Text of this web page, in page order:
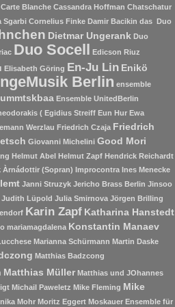
Carte Blanche Cassandra Hoffman Chatschatur
Sgarbi Cornelius Finke Damir Bacikin das Duo
Dietmar Ungerank Duo
Duo Socell Edicson Riuz
Elisabeth Göring En-Ju Lin Enikö
Berlin ensemble
Ensemble UnitedBerlin
( Egidius Streiff Eun Hur Ewa
Werzlau Friedrich Czaja Friedrich
Giovanni Michelini Good Mori
Helmut Abel Helmut Zapf Hendrick Reichardt
Àrnádottir (Sopran) Improcontra Ines Menecke
Janni Struzyk Jericho Brass Berlin Jinsoo
Judith Lüpold Julia Smirnova Jörgen Brilling
Karin Zapf Katharina Hanstedt
mariamagdalena Konstantin Manaev
Marianna Schürmann Martin Daske
Matthias Badzcong
Matthias Müller Matthias und JOhannes
Michail Paweletz Mike Fleming Mike
Mohr Moritz Eggert Moskauer Ensemble für